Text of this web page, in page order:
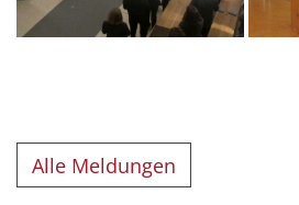
Alle Meldungen